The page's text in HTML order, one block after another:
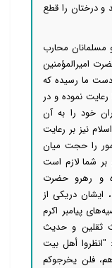
و درختان را قطع
مسلمانان محارب
امیرالمؤمنین
دست ما رسیده که
نموده و در
خود را به آن
نیز بر رعایت
را حجت میان
بر شما لازم است
و رهرو حضرت
ایشان دریکی از
پیامبر اکرم
ثقلین و حدیث
"انظروا أهل بیت
فلن یخرجوکم